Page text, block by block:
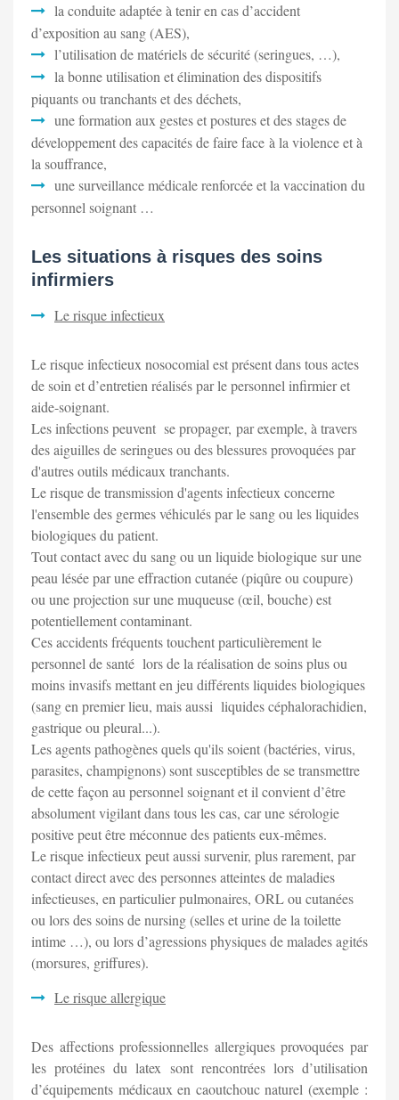
la conduite adaptée à tenir en cas d’accident
d’exposition au sang (AES),
l’utilisation de matériels de sécurité (seringues, …),
la bonne utilisation et élimination des dispositifs
piquants ou tranchants et des déchets,
une formation aux gestes et postures et des stages de
développement des capacités de faire face à la violence et à
la souffrance,
une surveillance médicale renforcée et la vaccination du
personnel soignant …
Les situations à risques des soins
infirmiers
Le risque infectieux
Le risque infectieux nosocomial est présent dans tous actes
de soin et d’entretien réalisés par le personnel infirmier et
aide-soignant.
Les infections peuvent se propager, par exemple, à travers
des aiguilles de seringues ou des blessures provoquées par
d'autres outils médicaux tranchants.
Le risque de transmission d'agents infectieux concerne
l'ensemble des germes véhiculés par le sang ou les liquides
biologiques du patient.
Tout contact avec du sang ou un liquide biologique sur une
peau lésée par une effraction cutanée (piqûre ou coupure)
ou une projection sur une muqueuse (œil, bouche) est
potentiellement contaminant.
Ces accidents fréquents touchent particulièrement le
personnel de santé lors de la réalisation de soins plus ou
moins invasifs mettant en jeu différents liquides biologiques
(sang en premier lieu, mais aussi liquides céphalorachidien,
gastrique ou pleural...).
Les agents pathogènes quels qu'ils soient (bactéries, virus,
parasites, champignons) sont susceptibles de se transmettre
de cette façon au personnel soignant et il convient d’être
absolument vigilant dans tous les cas, car une sérologie
positive peut être méconnue des patients eux-mêmes.
Le risque infectieux peut aussi survenir, plus rarement, par
contact direct avec des personnes atteintes de maladies
infectieuses, en particulier pulmonaires, ORL ou cutanées
ou lors des soins de nursing (selles et urine de la toilette
intime …), ou lors d’agressions physiques de malades agités
(morsures, griffures).
Le risque allergique
Des affections professionnelles allergiques provoquées par
les protéines du latex sont rencontrées lors d’utilisation
d’équipements médicaux en caoutchouc naturel (exemple :